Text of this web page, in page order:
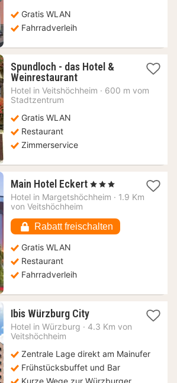
Gratis WLAN
Fahrradverleih
Spundloch - das Hotel &
Weinrestaurant1
Nacht
Hotel in Veitshöchheim · 600 m vom
Stadtzentrum
Gratis WLAN
Restaurant
Zimmerservice
Main Hotel Eckert 1
Nacht
€
, 3 Sterne
Hotel in Margetshöchheim · 1.9 Km
von Veitshöchheim
Rabatt freischalten
Gratis WLAN
Restaurant
Fahrradverleih
Ibis Würzburg City1
Nacht
€
Hotel in Würzburg · 4.3 Km von
Veitshöchheim
Zentrale Lage direkt am Mainufer
Frühstücksbuffet und Bar
Kurze Wege zur Würzburger